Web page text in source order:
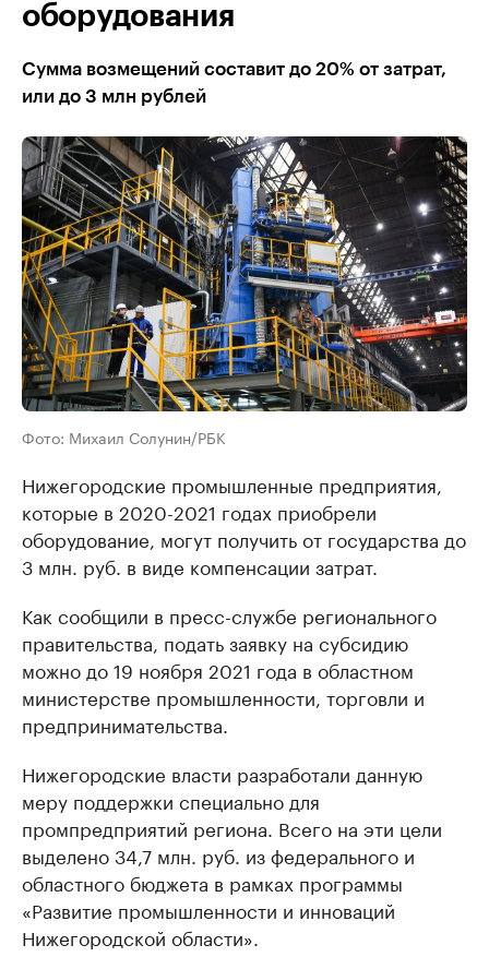
оборудования
Сумма возмещений составит до 20% от затрат,
или до 3 млн рублей
Фото: Михаил Солунин/РБК
Нижегородские промышленные предприятия,
которые в 2020-2021 годах приобрели
оборудование, могут получить от государства до
3 млн. руб. в виде компенсации затрат.
Как сообщили в пресс-службе регионального
правительства, подать заявку на субсидию
можно до 19 ноября 2021 года в областном
министерстве промышленности, торговли и
предпринимательства.
Нижегородские власти разработали данную
меру поддержки специально для
промпредприятий региона. Всего на эти цели
выделено 34,7 млн. руб. из федерального и
областного бюджета в рамках программы
«Развитие промышленности и инноваций
Нижегородской области».